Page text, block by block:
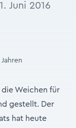
Juni 2016
Weichen für
gestellt. Der
hat heute